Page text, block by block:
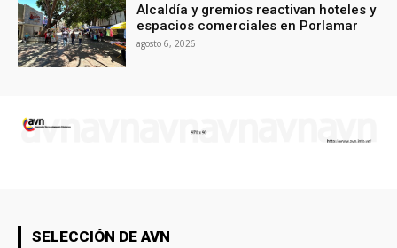
Alcaldía y gremios reactivan hoteles y
espacios comerciales en Porlamar
agosto 6, 2026
SELECCIÓN DE AVN